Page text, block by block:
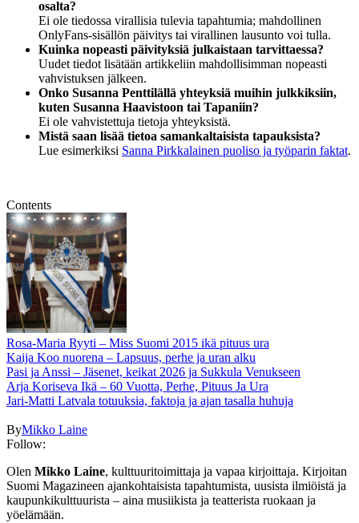
osalta?
Ei ole tiedossa virallisia tulevia tapahtumia; mahdollinen
OnlyFans-sisällön päivitys tai virallinen lausunto voi tulla.
Kuinka nopeasti päivityksiä julkaistaan tarvittaessa?
Uudet tiedot lisätään artikkeliin mahdollisimman nopeasti
vahvistuksen jälkeen.
Onko Susanna Penttilällä yhteyksiä muihin julkkiksiin,
kuten Susanna Haavistoon tai Tapaniin?
Ei ole vahvistettuja tietoja yhteyksistä.
Mistä saan lisää tietoa samankaltaisista tapauksista?
Lue esimerkiksi Sanna Pirkkalainen puoliso ja työparin faktat.
Contents
Rosa-Maria Ryyti – Miss Suomi 2015 ikä pituus ura
Kaija Koo nuorena – Lapsuus, perhe ja uran alku
Pasi ja Anssi – Jäsenet, keikat 2026 ja Sukkula Venukseen
Arja Koriseva Ikä – 60 Vuotta, Perhe, Pituus Ja Ura
Jari-Matti Latvala totuuksia, faktoja ja ajan tasalla huhuja
ByMikko Laine
Follow:
Olen Mikko Laine, kulttuuritoimittaja ja vapaa kirjoittaja. Kirjoitan
Suomi Magazineen ajankohtaisista tapahtumista, uusista ilmiöistä ja
kaupunkikulttuurista – aina musiikista ja teatterista ruokaan ja
yöelämään.